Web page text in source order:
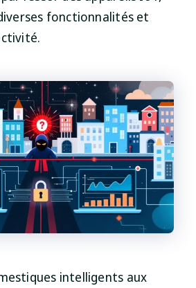
fonctionnalités et
intelligents aux